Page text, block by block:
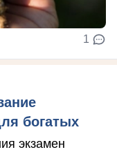
1
богатых
экзамен